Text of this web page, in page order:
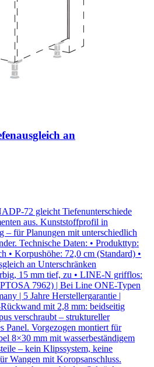
an
72 gleicht Tiefenunterschiede
aus. Kunststoffprofil in
– für Planungen mit unterschiedlich
Technische Daten: • Produkttyp:
• Korpushöhe: 72,0 cm (Standard) •
an Unterschränken
15 mm tief, zu • LINE-N grifflos:
7962) | Bei Line ONE-Typen
| 5 Jahre Herstellergarantie |
mit 2,8 mm: beidseitig
verschraubt – struktureller
Panel. Vorgezogen montiert für
8×30 mm mit wasserbeständigem
– kein Klipssystem, keine
Wangen mit Koropsanschluss.